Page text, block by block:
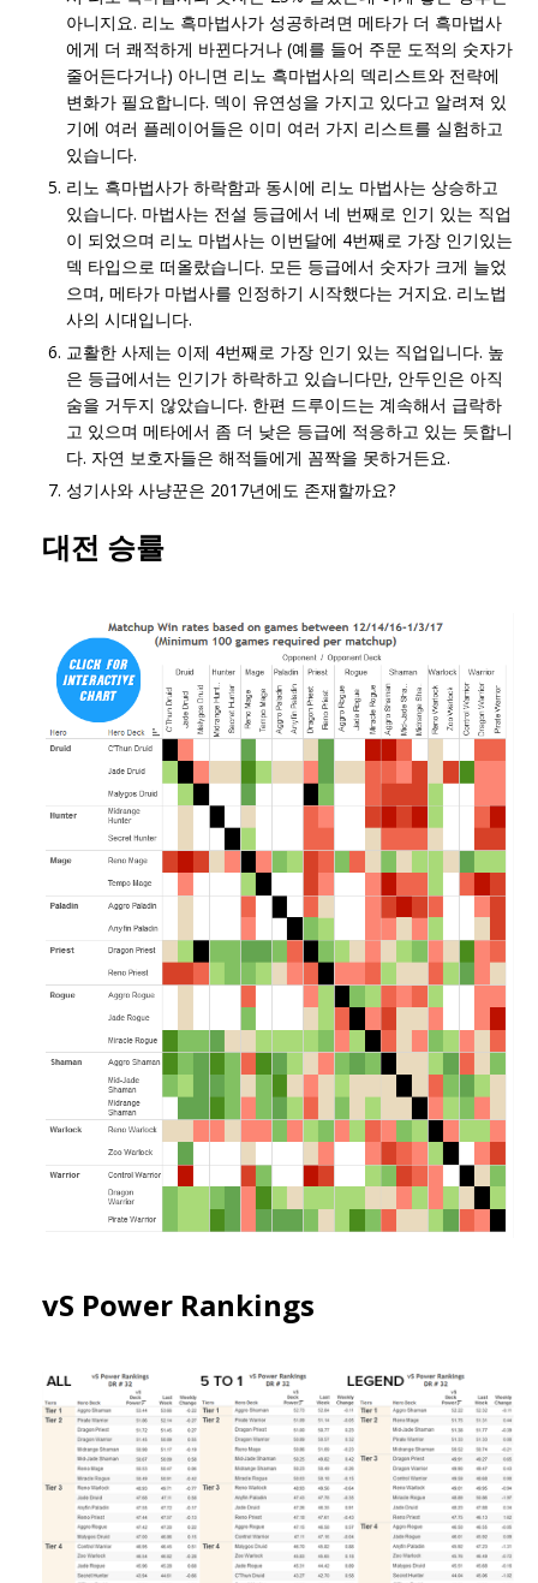
아니지요. 리노 흑마법사가 성공하려면 메타가 더 흑마법사
에게 더 쾌적하게 바뀐다거나 (예를 들어 주문 도적의 숫자가
줄어든다거나) 아니면 리노 흑마법사의 덱리스트와 전략에
변화가 필요합니다. 덱이 유연성을 가지고 있다고 알려져 있
기에 여러 플레이어들은 이미 여러 가지 리스트를 실험하고
있습니다.
리노 흑마법사가 하락함과 동시에 리노 마법사는 상승하고
있습니다. 마법사는 전설 등급에서 네 번째로 인기 있는 직업
이 되었으며 리노 마법사는 이번달에 4번째로 가장 인기있는
덱 타입으로 떠올랐습니다. 모든 등급에서 숫자가 크게 늘었
으며, 메타가 마법사를 인정하기 시작했다는 거지요. 리노법
사의 시대입니다.
교활한 사제는 이제 4번째로 가장 인기 있는 직업입니다. 높
은 등급에서는 인기가 하락하고 있습니다만, 안두인은 아직
숨을 거두지 않았습니다. 한편 드루이드는 계속해서 급락하
고 있으며 메타에서 좀 더 낮은 등급에 적응하고 있는 듯합니
다. 자연 보호자들은 해적들에게 꼼짝을 못하거든요.
성기사와 사냥꾼은 2017년에도 존재할까요?
대전 승률
vS Power Rankings